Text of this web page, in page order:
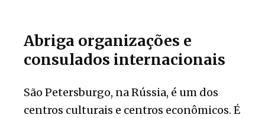
Abriga organizações e
consulados internacionais
São Petersburgo, na Rússia, é um dos
centros culturais e centros econômicos. É